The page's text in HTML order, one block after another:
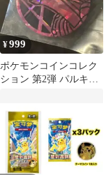
¥999
ポケモンコインコレク
ション 第2弾 パルキア